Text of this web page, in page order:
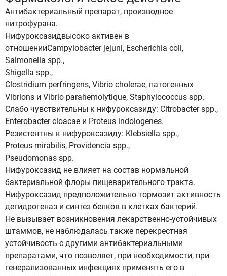
Антибактериальный препарат, производное
нитрофурана.
Нифуроксазидвысоко активен в
отношенииCampylobacter jejuni, Escherichia coli,
Salmonella spp.,
Shigella spp.,
Clostridium perfringens, Vibrio cholerae, патогенных
Vibrions и Vibrio parahemolytique, Staphylococcus spp.
Слабо чувствительны к нифуроксазиду: Citrobacter spp.,
Enterobacter cloacae и Proteus indologenes.
Резистентны к нифуроксазиду: Klebsiella spp.,
Proteus mirabilis, Providencia spp.,
Pseudomonas spp.
Нифуроксазид нe влияет на состав нормальной
бактериальной флоры пищеварительного тракта.
Нифуроксазид предположительно тормозит активность
дегидрогеназ и синтез белков в клетках бактерий.
Не вызывает возникновения лекарственно-устойчивых
штаммов, не наблюдалась также перекрестная
устойчивость с другими антибактериальными
препаратами, что позволяет, при необходимости, при
генерализованных инфекциях применять его в